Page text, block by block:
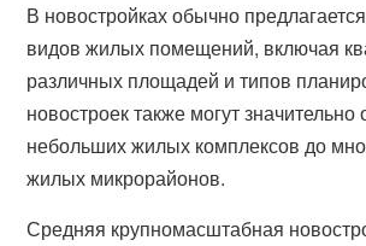
В новостройках обычно
видов жилых помещений, включая
различных площадей и типов
новостроек также могут значительно
небольших жилых комплексов до
жилых микрорайонов.
Средняя крупномасштабная